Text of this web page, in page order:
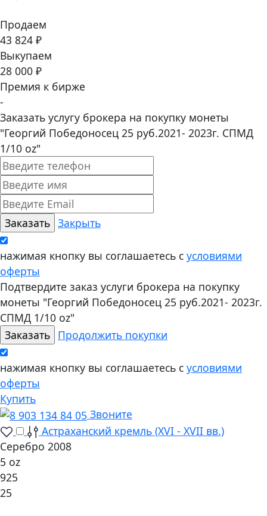
Продаем
43 824 ₽
Выкупаем
28 000 ₽
Премия к бирже
-
Заказать услугу брокера на покупку монеты
"Георгий Победоносец 25 руб.2021- 2023г. СПМД
1/10 oz"
Закрыть
нажимая кнопку вы соглашаетесь с условиями
оферты
Подтвердите заказ услуги брокера на покупку
монеты "Георгий Победоносец 25 руб.2021- 2023г.
СПМД 1/10 oz"
Продолжить покупки
нажимая кнопку вы соглашаетесь с условиями
оферты
Купить
Звоните
Астраханский кремль (XVI - XVII вв.)
Серебро 2008
5 oz
925
25